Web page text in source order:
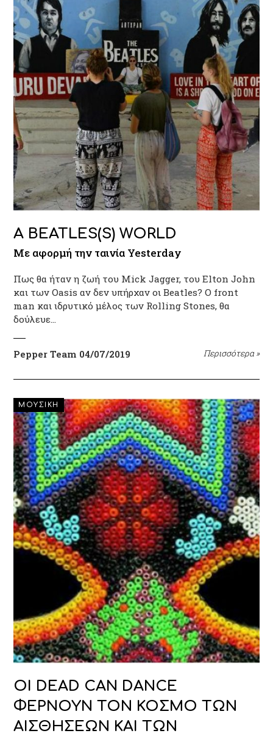
A BEATLES(S) WORLD
Με αφορμή την ταινία Yesterday
Πως θα ήταν η ζωή του Mick Jagger, του Elton John
και των Oasis αν δεν υπήρχαν οι Beatles? Ο front
man και ιδρυτικό μέλος των Rolling Stones, θα
δούλευε…
Pepper Team 04/07/2019 Περισσότερα »
ΜΟΥΣΙΚΗ
ΟΙ DEAD CAN DANCE
ΦΕΡΝΟΥΝ ΤΟΝ ΚΟΣΜΟ ΤΩΝ
ΑΙΣΘΗΣΕΩΝ ΚΑΙ ΤΩΝ